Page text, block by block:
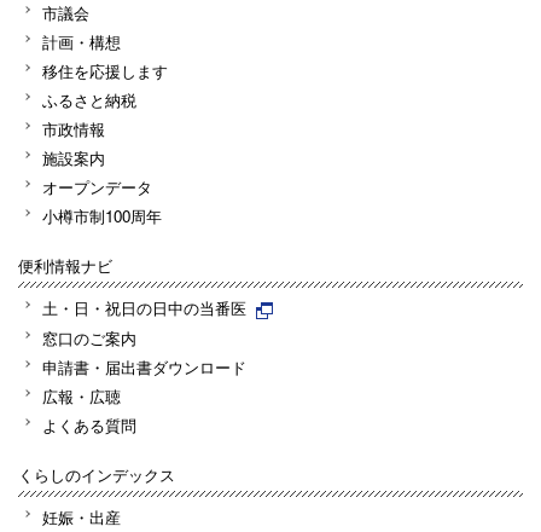
市議会
計画・構想
移住を応援します
ふるさと納税
市政情報
施設案内
オープンデータ
小樽市制100周年
便利情報ナビ
土・日・祝日の日中の当番医
窓口のご案内
申請書・届出書ダウンロード
広報・広聴
よくある質問
くらしのインデックス
妊娠・出産